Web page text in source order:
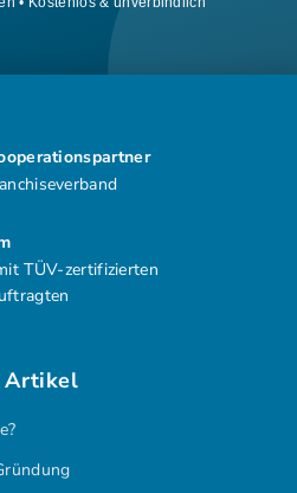
TÜV-zertifizierten
Artikel